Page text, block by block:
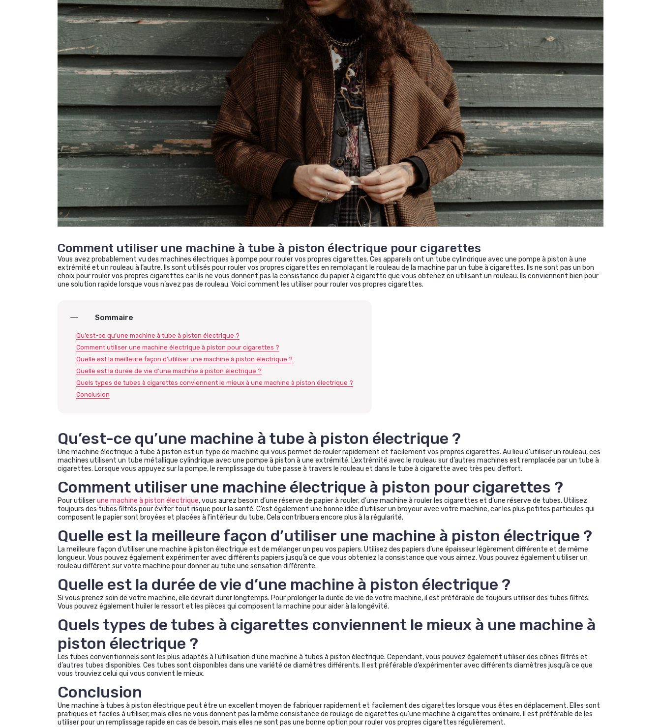
Comment utiliser une machine à tube à piston électrique pour cigarettes
Vous avez probablement vu des machines électriques à pompe pour rouler vos propres cigarettes. Ces appareils ont un tube cylindrique avec une pompe à piston à une
extrémité et un rouleau à l’autre. Ils sont utilisés pour rouler vos propres cigarettes en remplaçant le rouleau de la machine par un tube à cigarettes. Ils ne sont pas un bon
choix pour rouler vos propres cigarettes car ils ne vous donnent pas la consistance du papier à cigarette que vous obtenez en utilisant un rouleau. Ils conviennent bien pour
une solution rapide lorsque vous n’avez pas de rouleau. Voici comment les utiliser pour rouler vos propres cigarettes.
Sommaire
Qu’est-ce qu’une machine à tube à piston électrique ?
Comment utiliser une machine électrique à piston pour cigarettes ?
Quelle est la meilleure façon d’utiliser une machine à piston électrique ?
Quelle est la durée de vie d’une machine à piston électrique ?
Quels types de tubes à cigarettes conviennent le mieux à une machine à piston électrique ?
Conclusion
Qu’est-ce qu’une machine à tube à piston électrique ?
Une machine électrique à tube à piston est un type de machine qui vous permet de rouler rapidement et facilement vos propres cigarettes. Au lieu d’utiliser un rouleau, ces
machines utilisent un tube métallique cylindrique avec une pompe à piston à une extrémité. L’extrémité avec le rouleau sur d’autres machines est remplacée par un tube à
cigarettes. Lorsque vous appuyez sur la pompe, le remplissage du tube passe à travers le rouleau et dans le tube à cigarette avec très peu d’effort.
Comment utiliser une machine électrique à piston pour cigarettes ?
Pour utiliserune machine à piston électrique, vous aurez besoin d’une réserve de papier à rouler, d’une machine à rouler les cigarettes et d’une réserve de tubes. Utilisez
toujours des tubes filtrés pour éviter tout risque pour la santé. C’est également une bonne idée d’utiliser un broyeur avec votre machine, car les plus petites particules qui
composent le papier sont broyées et placées à l’intérieur du tube. Cela contribuera encore plus à la régularité.
Quelle est la meilleure façon d’utiliser une machine à piston électrique ?
La meilleure façon d’utiliser une machine à piston électrique est de mélanger un peu vos papiers. Utilisez des papiers d’une épaisseur légèrement différente et de même
longueur. Vous pouvez également expérimenter avec différents papiers jusqu’à ce que vous obteniez la consistance que vous aimez. Vous pouvez également utiliser un
rouleau différent sur votre machine pour donner au tube une sensation différente.
Quelle est la durée de vie d’une machine à piston électrique ?
Si vous prenez soin de votre machine, elle devrait durer longtemps. Pour prolonger la durée de vie de votre machine, il est préférable de toujours utiliser des tubes filtrés.
Vous pouvez également huiler le ressort et les pièces qui composent la machine pour aider à la longévité.
Quels types de tubes à cigarettes conviennent le mieux à une machine à
piston électrique ?
Les tubes conventionnels sont les plus adaptés à l’utilisation d’une machine à tubes à piston électrique. Cependant, vous pouvez également utiliser des cônes filtrés et
d’autres tubes disponibles. Ces tubes sont disponibles dans une variété de diamètres différents. Il est préférable d’expérimenter avec différents diamètres jusqu’à ce que
vous trouviez celui qui vous convient le mieux.
Conclusion
Une machine à tubes à piston électrique peut être un excellent moyen de fabriquer rapidement et facilement des cigarettes lorsque vous êtes en déplacement. Elles sont
pratiques et faciles à utiliser, mais elles ne vous donnent pas la même consistance de roulage de cigarettes qu’une machine à cigarettes ordinaire. Il est préférable de les
utiliser pour un remplissage rapide en cas de besoin, mais elles ne sont pas une bonne option pour rouler vos propres cigarettes régulièrement.